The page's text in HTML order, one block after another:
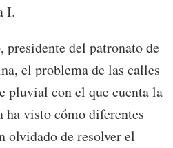
I.
presidente del patronato de
el problema de las calles
pluvial con el que cuenta la
ha visto cómo diferentes
olvidado de resolver el